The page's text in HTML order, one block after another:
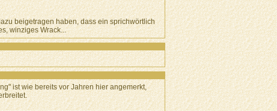
beigetragen haben, dass ein sprichwörtlich
winziges Wrack...
ist wie bereits vor Jahren hier angemerkt,